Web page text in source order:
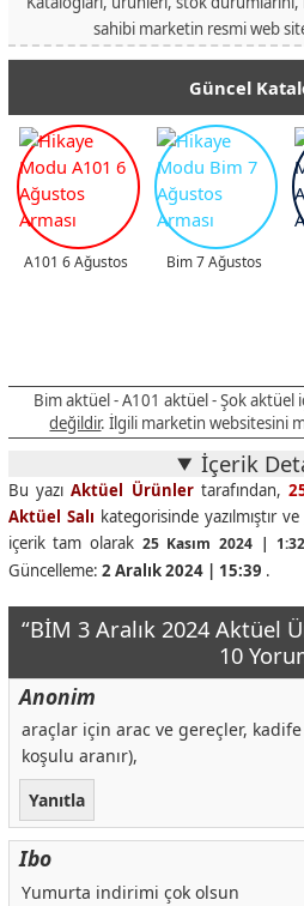
sahibi marketin resmi web
Güncel
A101 6 Ağustos Bim 7 Ağustos
Bim aktüel - A101 aktüel - Şok aktüel
değildir. İlgili marketin websitesini
İçerik
Bu yazıAktüel Ürünlertarafından,
Aktüel Salı kategorisinde yazılmıştır ve
içerik tam olarak 25 Kasım 2024 | 1:32
Güncelleme: 2 Aralık 2024 | 15:39 .
“BİM 3 Aralık 2024 Aktüel
10
Anonim
araçlar için arac ve gereçler,
koşulu aranır),
Yanıtla
Ibo
Yumurta indirimi çok olsun